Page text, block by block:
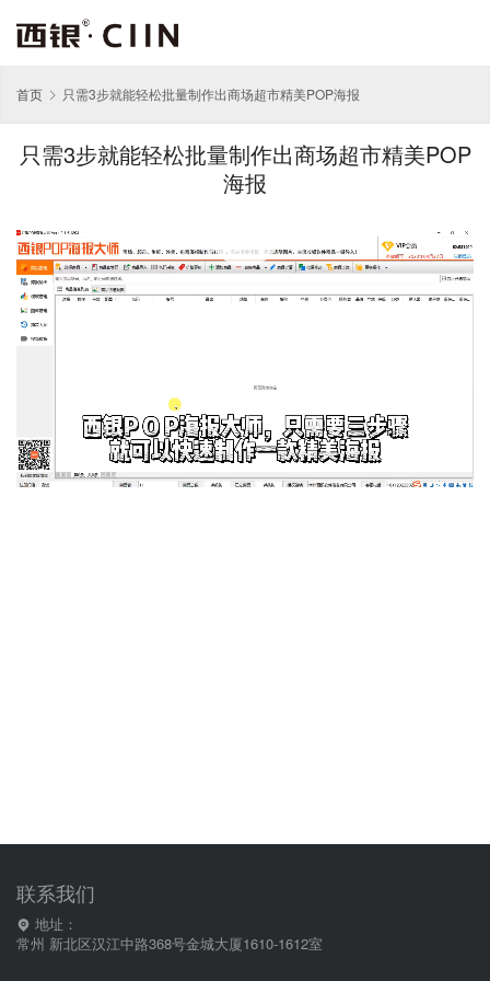
首页 只需3步就能轻松批量制作出商场超市精美POP海报
只需3步就能轻松批量制作出商场超市精美POP
海报
联系我们
地址：
常州 新北区汉江中路368号金城大厦1610-1612室